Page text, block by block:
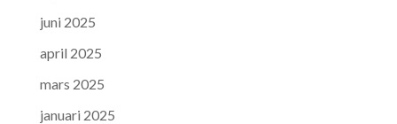
juni 2025
april 2025
mars 2025
januari 2025